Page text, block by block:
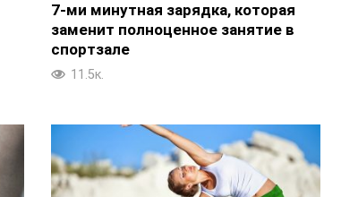
7-ми минутная зарядка, которая
заменит полноценное занятие в
спортзале
11.5к.